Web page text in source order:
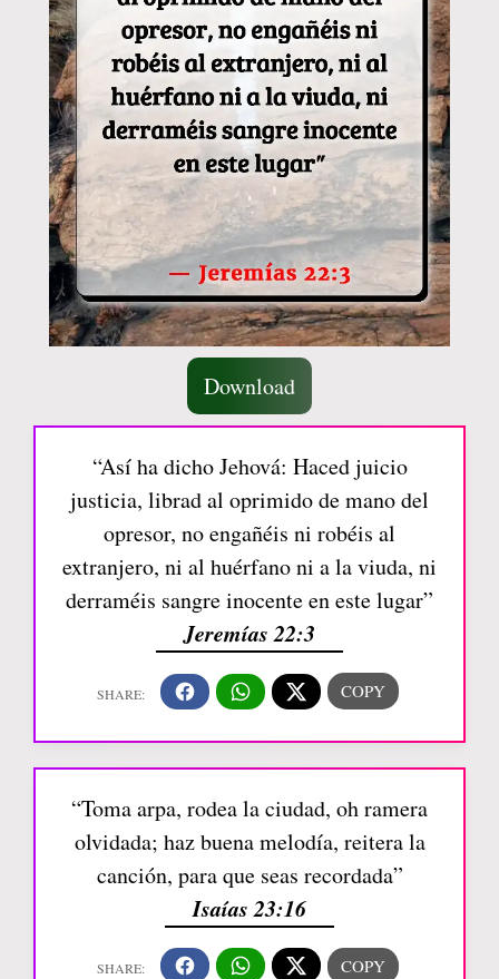
Download
“Así ha dicho Jehová: Haced juicio
justicia, librad al oprimido de mano del
opresor, no engañéis ni robéis al
extranjero, ni al huérfano ni a la viuda, ni
derraméis sangre inocente en este lugar”
Jeremías 22:3
“Toma arpa, rodea la ciudad, oh ramera
olvidada; haz buena melodía, reitera la
canción, para que seas recordada”
Isaías 23:16